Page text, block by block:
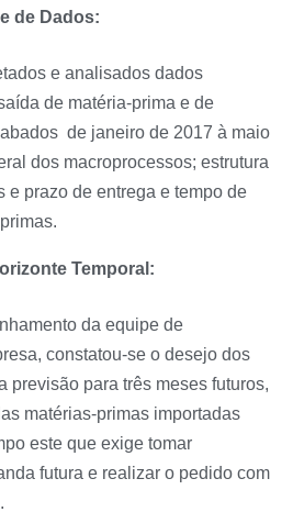
de Dados:
e analisados dados
de matéria-prima e de
de janeiro de 2017 à maio
dos macroprocessos; estrutura
e prazo de entrega e tempo de
Temporal:
da equipe de
constatou-se o desejo dos
previsão para três meses futuros,
matérias-primas importadas
este que exige tomar
futura e realizar o pedido com